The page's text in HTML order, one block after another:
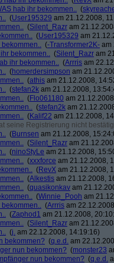
hab ihr bekommen.. (
(User195329 am 21.12.2008,
(Silent_Razr am
(User195329 am
(-Transformer2K- am
bekommen.. (Silent_Razr am
ihr bekommen.. (Arrris am
(homerdersimpson am
(athis am 21.12.2008,
(stefan2k am 21.12.2008,
(Flo061180 am
(stefan2k am
(Kalif22 am 21.12.2008,
seine Registrierung nicht
(Burnsen am 21.12.2008,
(Silent_Razr am
(ninoStyLe am 21.12.2008,
(xxxforce am 21.12.2008,
(RevX am 21.12.2008,
(Alkestis am 21.12.2008,
(quasikonkav am
(Winnie_Pooh am
(Arrris am
(Zaphod1 am 21.12.2008,
(Silent_Razr am
(j. am 22.12.2008, 14:19:16)
bekommen? (q.e.d. am
nun bekommen? (monster23
nun bekommen? (q.e.d.